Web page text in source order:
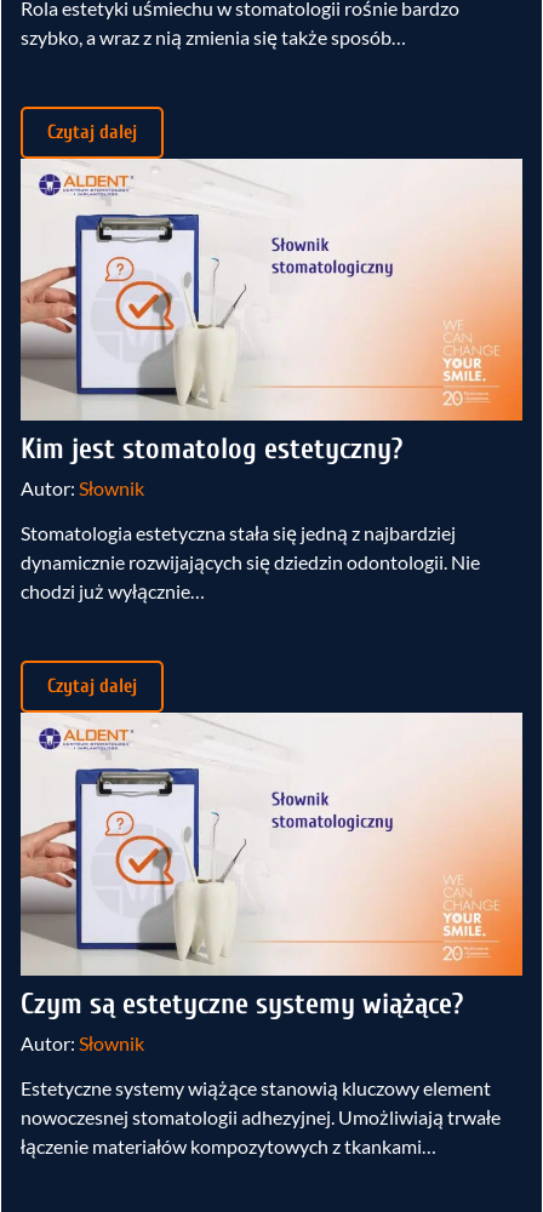
Rola estetyki uśmiechu w stomatologii rośnie bardzo
szybko, a wraz z nią zmienia się także sposób…
Czytaj dalej
Kim jest stomatolog estetyczny?
Autor: Słownik
Stomatologia estetyczna stała się jedną z najbardziej
dynamicznie rozwijających się dziedzin odontologii. Nie
chodzi już wyłącznie…
Czytaj dalej
Czym są estetyczne systemy wiążące?
Autor: Słownik
Estetyczne systemy wiążące stanowią kluczowy element
nowoczesnej stomatologii adhezyjnej. Umożliwiają trwałe
łączenie materiałów kompozytowych z tkankami…